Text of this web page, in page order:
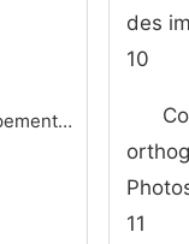
Les sociétés de développement de logiciels
des
10
11